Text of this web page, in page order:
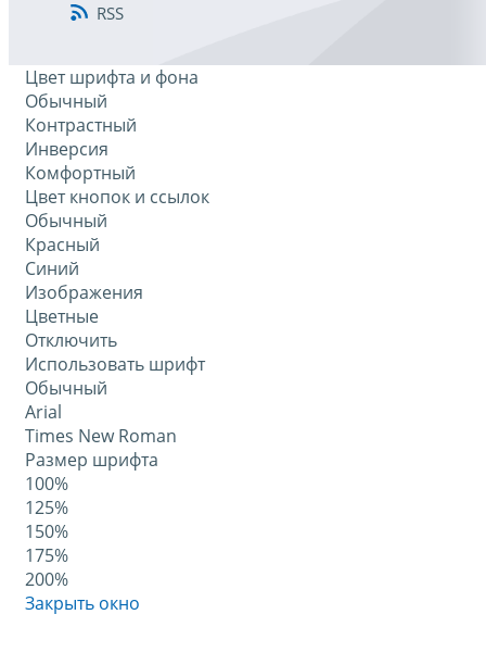
RSS
Цвет шрифта и фона
Обычный
Контрастный
Инверсия
Комфортный
Цвет кнопок и ссылок
Обычный
Красный
Синий
Изображения
Цветные
Отключить
Использовать шрифт
Обычный
Arial
Times New Roman
Размер шрифта
100%
125%
150%
175%
200%
Закрыть окно